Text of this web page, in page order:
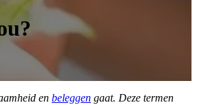
en beleggen gaat. Deze termen